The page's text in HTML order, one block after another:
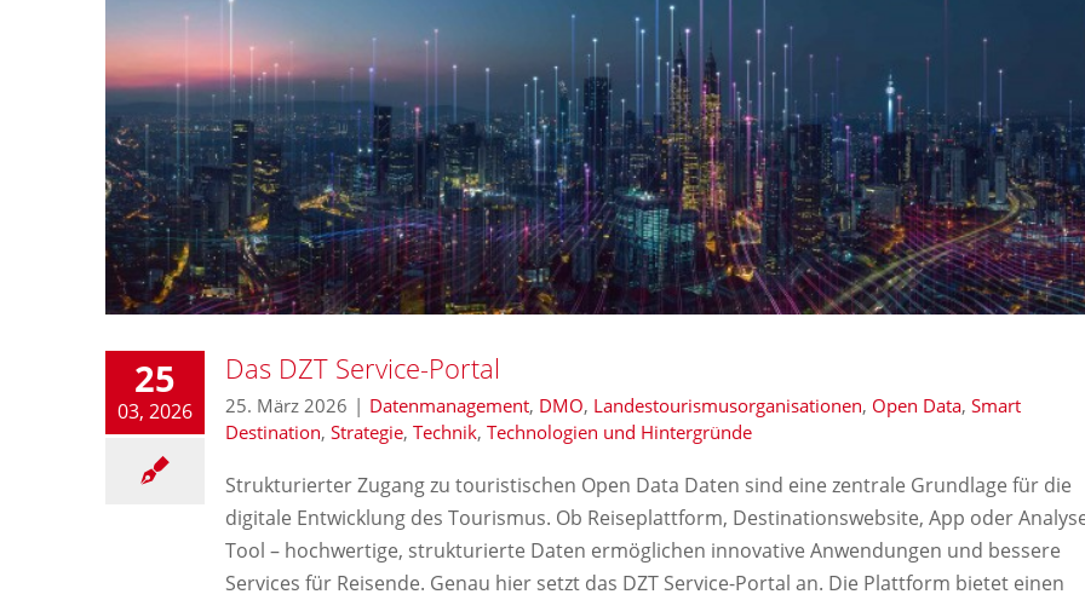
25
03, 2026
Das DZT Service-Portal
25. März 2026 | Datenmanagement, DMO, Landestourismusorganisationen, Open Data, Smart
Destination, Strategie, Technik, Technologien und Hintergründe
Strukturierter Zugang zu touristischen Open Data Daten sind eine zentrale Grundlage für die
digitale Entwicklung des Tourismus. Ob Reiseplattform, Destinationswebsite, App oder
Tool – hochwertige, strukturierte Daten ermöglichen innovative Anwendungen und bessere
Services für Reisende. Genau hier setzt das DZT Service-Portal an. Die Plattform bietet einen